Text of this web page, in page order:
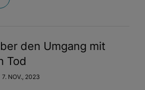
den Umgang mit
Tod
7. NOV., 2023